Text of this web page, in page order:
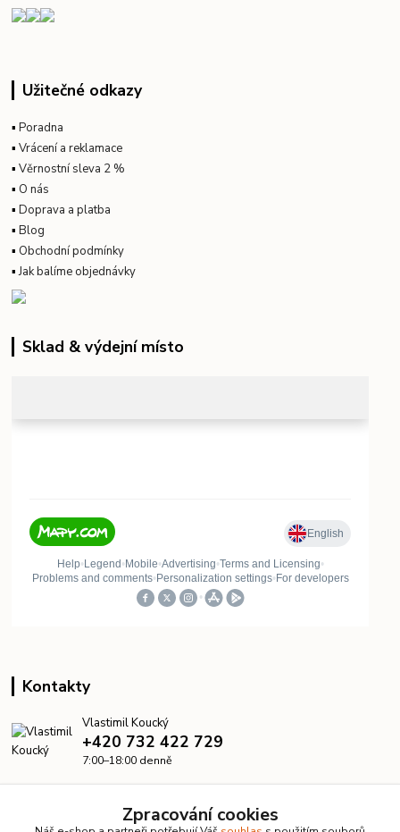
Užitečné odkazy
▪Poradna
▪Vrácení a reklamace
▪Věrnostní sleva 2 %
▪ O nás
▪Doprava a platba
▪Blog
▪ Obchodní podmínky
▪Jak balíme objednávky
Sklad & výdejní místo
Kontakty
Vlastimil Koucký
+420 732 422 729
7:00–18:00 denně
Zpracování cookies